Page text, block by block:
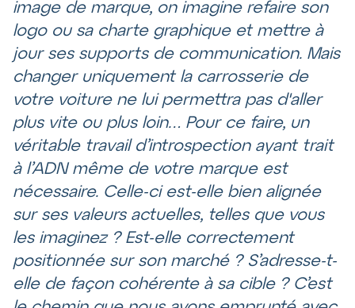
image de marque, on imagine refaire son
logo ou sa charte graphique et mettre à
jour ses supports de communication. Mais
changer uniquement la carrosserie de
votre voiture ne lui permettra pas d'aller
plus vite ou plus loin… Pour ce faire, un
véritable travail d’introspection ayant trait
à l’ADN même de votre marque est
nécessaire. Celle-ci est-elle bien alignée
sur ses valeurs actuelles, telles que vous
les imaginez ? Est-elle correctement
positionnée sur son marché ? S’adresse-t-
elle de façon cohérente à sa cible ? C’est